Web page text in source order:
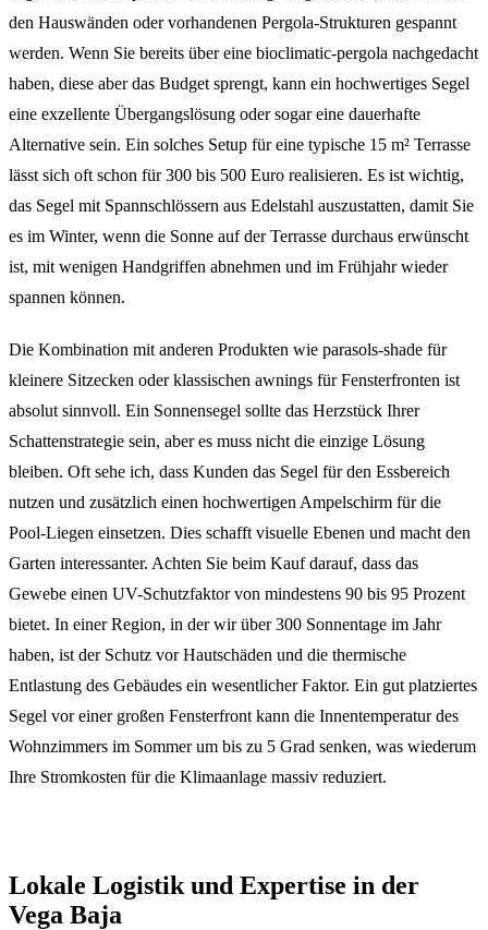
den Hauswänden oder vorhandenen Pergola-Strukturen gespannt
werden. Wenn Sie bereits über eine bioclimatic-pergola nachgedacht
haben, diese aber das Budget sprengt, kann ein hochwertiges Segel
eine exzellente Übergangslösung oder sogar eine dauerhafte
Alternative sein. Ein solches Setup für eine typische 15 m² Terrasse
lässt sich oft schon für 300 bis 500 Euro realisieren. Es ist wichtig,
das Segel mit Spannschlössern aus Edelstahl auszustatten, damit Sie
es im Winter, wenn die Sonne auf der Terrasse durchaus erwünscht
ist, mit wenigen Handgriffen abnehmen und im Frühjahr wieder
spannen können.
Die Kombination mit anderen Produkten wie parasols-shade für
kleinere Sitzecken oder klassischen awnings für Fensterfronten ist
absolut sinnvoll. Ein Sonnensegel sollte das Herzstück Ihrer
Schattenstrategie sein, aber es muss nicht die einzige Lösung
bleiben. Oft sehe ich, dass Kunden das Segel für den Essbereich
nutzen und zusätzlich einen hochwertigen Ampelschirm für die
Pool-Liegen einsetzen. Dies schafft visuelle Ebenen und macht den
Garten interessanter. Achten Sie beim Kauf darauf, dass das
Gewebe einen UV-Schutzfaktor von mindestens 90 bis 95 Prozent
bietet. In einer Region, in der wir über 300 Sonnentage im Jahr
haben, ist der Schutz vor Hautschäden und die thermische
Entlastung des Gebäudes ein wesentlicher Faktor. Ein gut platziertes
Segel vor einer großen Fensterfront kann die Innentemperatur des
Wohnzimmers im Sommer um bis zu 5 Grad senken, was wiederum
Ihre Stromkosten für die Klimaanlage massiv reduziert.
Lokale Logistik und Expertise in der
Vega Baja